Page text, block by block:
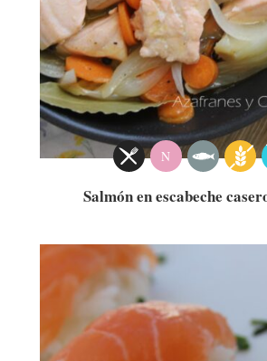
N
Salmón en escabeche